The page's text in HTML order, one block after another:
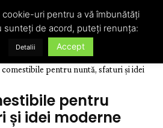
pentru nuntă, sfaturi și idei
pentru
și idei moderne
uri pentru a vă îmbunătăți
sunteți de acord, puteți renunța:
Detalii Accept